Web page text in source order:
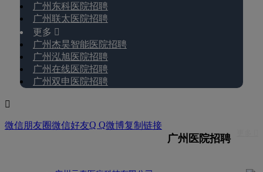
广州东科医院招聘
广州联太医院招聘
更多 
广州杰昊智能医院招聘
广州泓旭医院招聘
广州在线医院招聘
广州双申医院招聘

微信朋友圈微信好友Q Q微博复制链接
广州医院招聘